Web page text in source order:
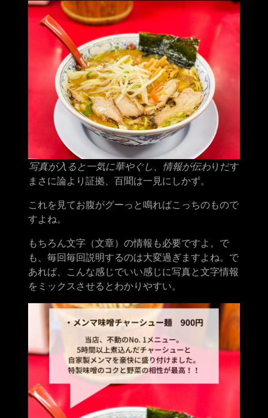
写真が入ると一気に華やぐし、情報が伝わりだす
まさに論より証拠、百聞は一見にしかず。
これを見てお腹がグーっと鳴ればこっちのもので
すよね。
もちろん文字（文章）の情報も必要ですよ。で
も、毎回毎回説明するのは大変過ぎますよね。で
あれば、こんな感じでいい感じに写真と文字情報
をミックスさせるとわかりやすい。